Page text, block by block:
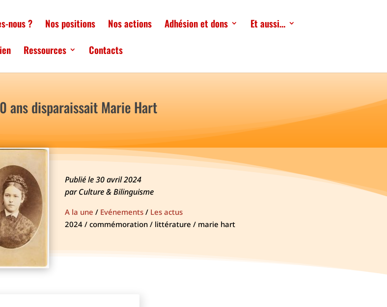
nous ? Nos positions Nos actions Adhésion et dons
Et aussi…
Ressources Contacts
ans disparaissait Marie Hart
Publié le 30 avril 2024
par Culture & Bilinguisme
A la une / Evénements / Les actus
2024 / commémoration / littérature / marie hart